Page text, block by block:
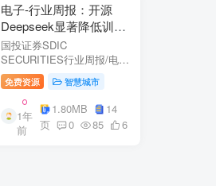
电子-行业周报：开源
Deepseek显著降低训练
成本，关注推理与AI终端
进展
国投证券SDIC
SECURITIES行业周报/电于
目内容目录1.本周新闻一
览.42.行业数据跟踪.…62.1.
半导体：半导体行业：两大
收购事件来袭...62.2.SiC:8家
碳化硅相关企业完成融
免费资源 智慧城市
1年
前
1.80MB
14
页
0 85 6